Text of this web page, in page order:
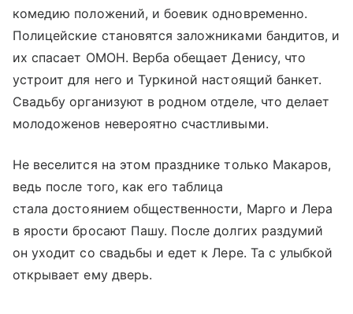
комедию положений, и боевик одновременно.
Полицейские становятся заложниками бандитов, и
их спасает ОМОН. Верба обещает Денису, что
устроит для него и Туркиной настоящий банкет.
Свадьбу организуют в родном отделе, что делает
молодоженов невероятно счастливыми.
Не веселится на этом празднике только Макаров,
ведь после того, как его таблица
стала достоянием общественности, Марго и Лера
в ярости бросают Пашу. После долгих раздумий
он уходит со свадьбы и едет к Лере. Та с улыбкой
открывает ему дверь.